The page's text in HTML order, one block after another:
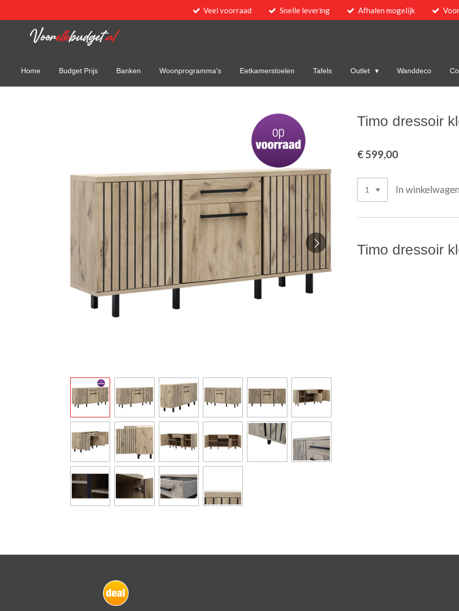
direct
Veel voorraad Snelle levering Afhalen mogelijk
Home Budget Prijs Banken Woonprogramma's Eetkamerstoelen Tafels Outlet Wanddeco
Timo dressoir
€ 599,00
In
Timo dressoir